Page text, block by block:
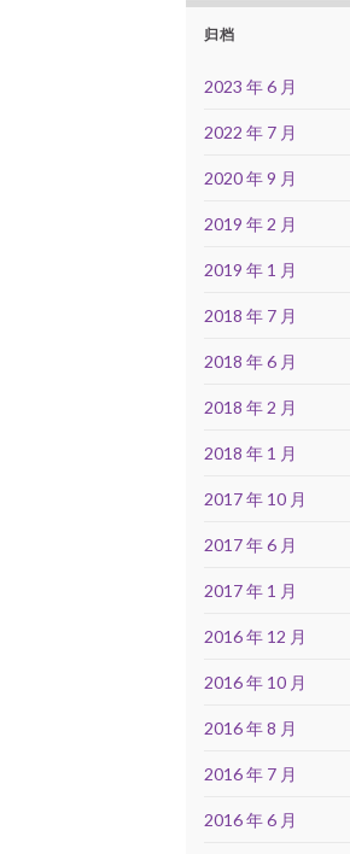
归档
2023 年 6 月
2022 年 7 月
2020 年 9 月
2019 年 2 月
2019 年 1 月
2018 年 7 月
2018 年 6 月
2018 年 2 月
2018 年 1 月
2017 年 10 月
2017 年 6 月
2017 年 1 月
2016 年 12 月
2016 年 10 月
2016 年 8 月
2016 年 7 月
2016 年 6 月